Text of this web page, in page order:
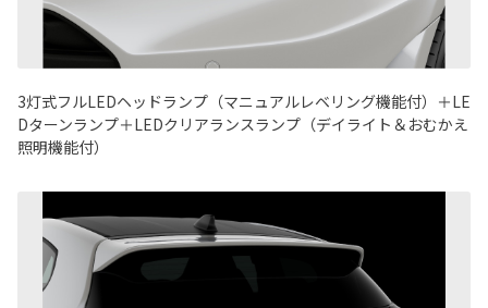
3灯式フルLEDヘッドランプ（マニュアルレベリング機能付）＋LE
Dターンランプ＋LEDクリアランスランプ（デイライト＆おむかえ
照明機能付）